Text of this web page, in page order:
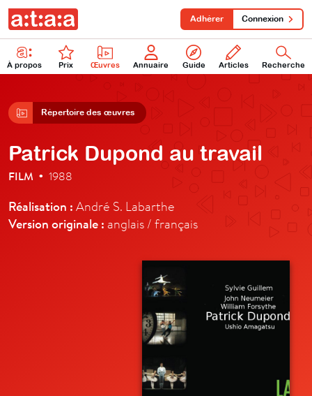
À propos Prix Œuvres Annuaire Guide Articles Recherche
Adhérer Connexion
Répertoire des œuvres
Patrick Dupond au travail
FILM • 1988
Réalisation : André S. Labarthe
Version originale : anglais / français